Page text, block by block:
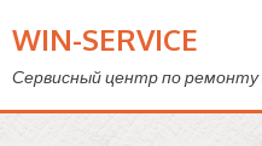
WIN-SERVICE
Сервисный центр по ремонту